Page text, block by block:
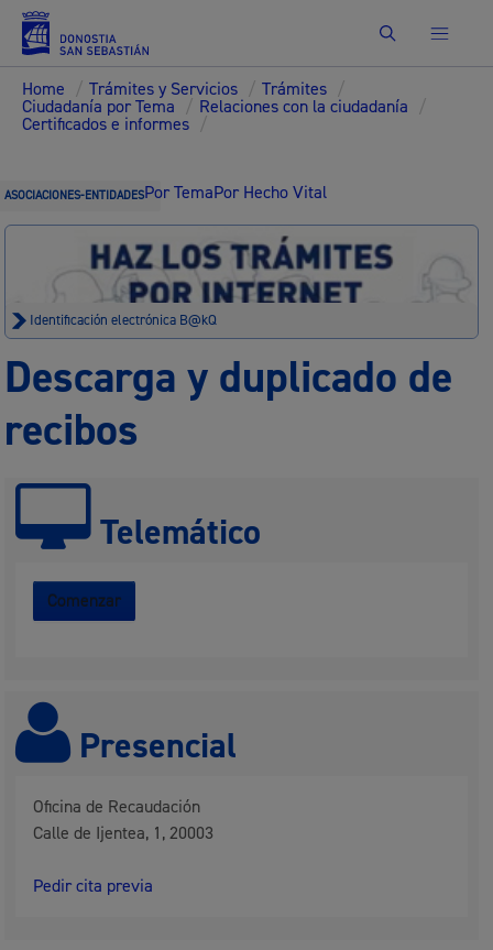
Buscar
Home / Trámites y Servicios / Trámites /
Ciudadanía por Tema / Relaciones con la ciudadanía /
Certificados e informes /
ASOCIACIONES-ENTIDADESPor TemaPor Hecho Vital
Identificación electrónica B@kQ
Descarga y duplicado de
recibos
Telemático
Comenzar
Presencial
Oficina de Recaudación
Calle de Ijentea, 1, 20003
Pedir cita previa